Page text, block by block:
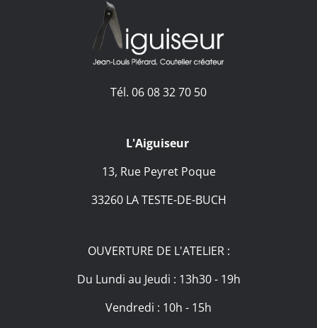
Tél. 06 08 32 70 50
L'Aiguiseur
13, Rue Peyret Poque
33260 LA TESTE-DE-BUCH
OUVERTURE DE L'ATELIER :
Du Lundi au Jeudi : 13h30 - 19h
Vendredi : 10h - 15h